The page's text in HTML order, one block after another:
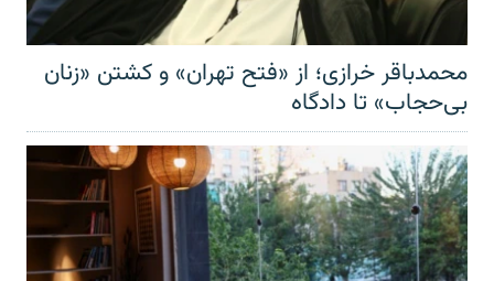
محمدباقر خرازی؛ از «فتح تهران» و کشتن «زنان
بی‌حجاب» تا دادگاه